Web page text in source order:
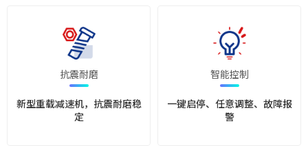
抗震耐磨
新型重载减速机，抗震耐磨稳
定
智能控制
一键启停、任意调整、故障报
警